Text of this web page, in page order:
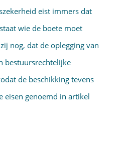
eist immers dat
wie de boete moet
nog, dat de oplegging van
bestuursrechtelijke
de beschikking tevens
eisen genoemd in artikel